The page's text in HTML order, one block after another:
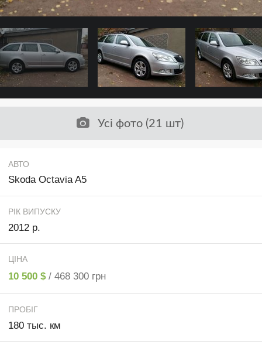
Усі фото (21 шт)
АВТО
Skoda Octavia A5
РІК ВИПУСКУ
2012 р.
ЦІНА
10 500 $ / 468 300 грн
ПРОБІГ
180 тыс. км